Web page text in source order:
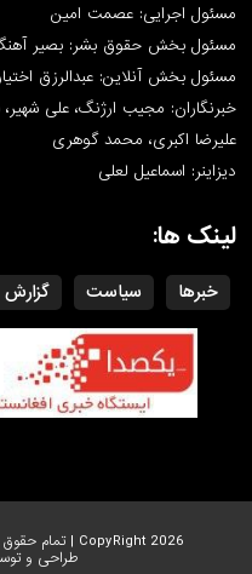
مسئول اجرایی: عصمت امین
مسئول بخش حقوق بشر: بصیر آهنگ
مسئول بخش آنلاین: عبدالرزق
خبرنگاران: مجیب ارژنگ، علی شهیر،
علیرضا اکبری، محمد گوهری
دیزاینر: اسماعیل لعلی
لینک ها:
خبرها سیاست گزارش
CopyRight 2026 | تمام حقوق مادی و معنوی صبح کابل محفوظ است
طراحی و